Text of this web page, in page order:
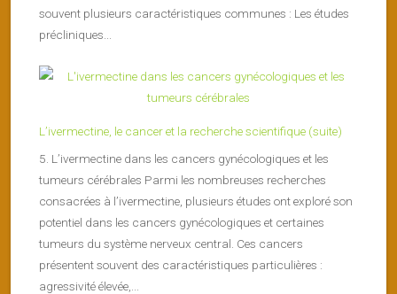
souvent plusieurs caractéristiques communes : Les études
précliniques...
L’ivermectine, le cancer et la recherche scientifique (suite)
5. L’ivermectine dans les cancers gynécologiques et les
tumeurs cérébrales Parmi les nombreuses recherches
consacrées à l’ivermectine, plusieurs études ont exploré son
potentiel dans les cancers gynécologiques et certaines
tumeurs du système nerveux central. Ces cancers
présentent souvent des caractéristiques particulières :
agressivité élevée,...